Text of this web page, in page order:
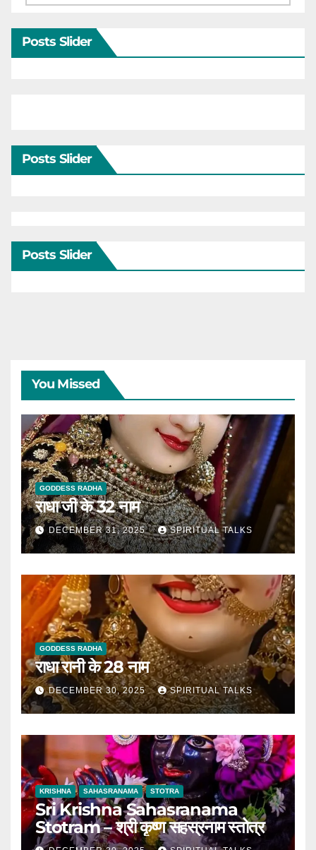
Posts Slider
Posts Slider
Posts Slider
You Missed
GODDESS RADHA
राधा जी के 32 नाम
DECEMBER 31, 2025 SPIRITUAL TALKS
GODDESS RADHA
राधा रानी के 28 नाम
DECEMBER 30, 2025 SPIRITUAL TALKS
KRISHNA SAHASRANAMA STOTRA
Sri Krishna Sahasranama
Stotram – श्री कृष्ण सहस्रनाम स्तोत्र